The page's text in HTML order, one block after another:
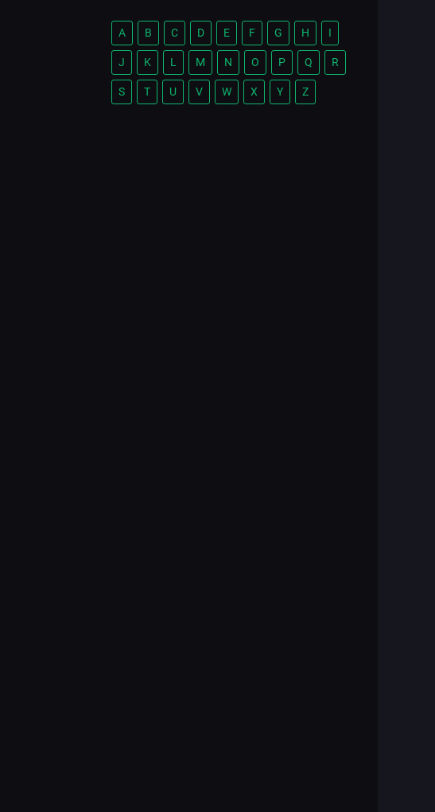
A B C D E F G H I
J K L M N O P Q R
S T U V W X Y Z